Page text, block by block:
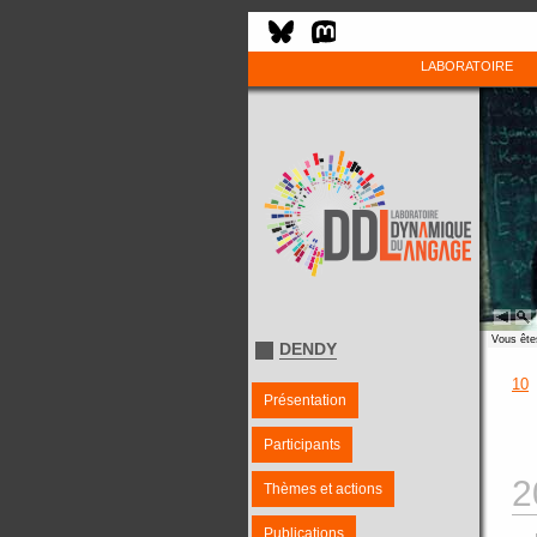
LABORATOIRE
DENDY
Présentation
Participants
Thèmes et actions
Publications
Vous
10